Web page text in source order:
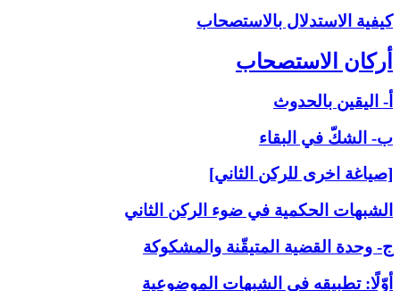
كيفية الاستدلال بالاستصحاب
أركان الاستصحاب‏
أ- اليقين بالحدوث
ب- الشكّ في البقاء
[صياغة اخرى للركن الثاني]
الشبهات الحكمية في ضوء الركن الثاني
ج- وحدة القضية المتيقّنة والمشكوكة
أوّلًا: تطبيقه في الشبهات الموضوعية